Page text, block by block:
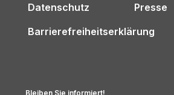
Datenschutz
Presse
Barrierefreiheitserklärung
Bleiben Sie informiert!